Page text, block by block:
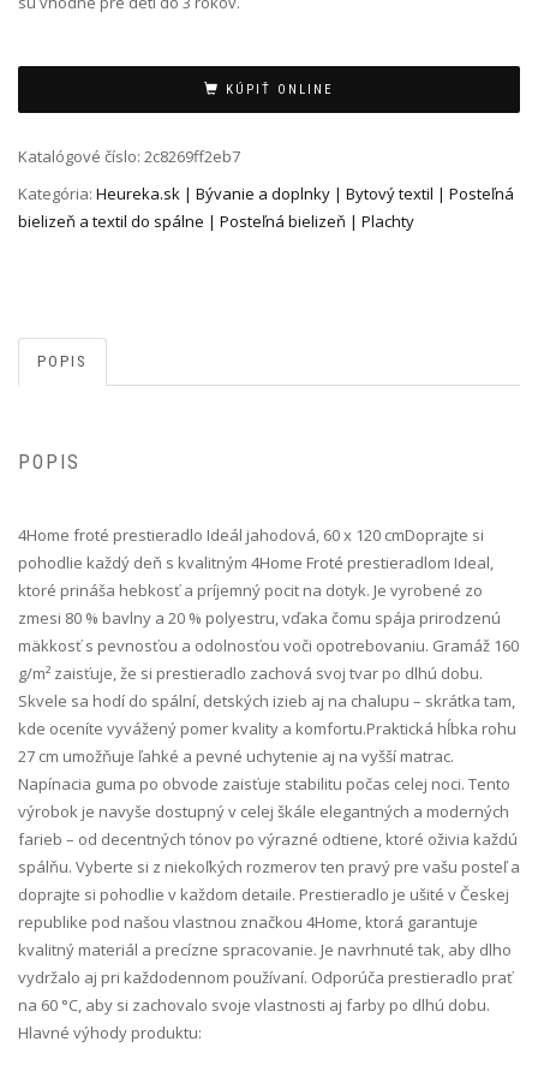
KÚPIŤ ONLINE
Katalógové číslo: 2c8269ff2eb7
Kategória: Heureka.sk | Bývanie a doplnky | Bytový textil | Posteľná
bielizeň a textil do spálne | Posteľná bielizeň | Plachty
POPIS
POPIS
4Home froté prestieradlo Ideál jahodová, 60 x 120 cm Doprajte si
pohodlie každý deň s kvalitným 4Home Froté prestieradlom Ideal,
ktoré prináša hebkosť a príjemný pocit na dotyk. Je vyrobené zo
zmesi 80 % bavlny a 20 % polyestru, vďaka čomu spája prirodzenú
mäkkosť s pevnosťou a odolnosťou voči opotrebovaniu. Gramáž 160
g/m² zaisťuje, že si prestieradlo zachová svoj tvar po dlhú dobu.
Skvele sa hodí do spální, detských izieb aj na chalupu – skrátka tam,
kde oceníte vyvážený pomer kvality a komfortu.Praktická hĺbka rohu
27 cm umožňuje ľahké a pevné uchytenie aj na vyšší matrac.
Napínacia guma po obvode zaisťuje stabilitu počas celej noci. Tento
výrobok je navyše dostupný v celej škále elegantných a moderných
farieb – od decentných tónov po výrazné odtiene, ktoré oživia každú
spálňu. Vyberte si z niekoľkých rozmerov ten pravý pre vašu posteľ a
doprajte si pohodlie v každom detaile. Prestieradlo je ušité v Českej
republike pod našou vlastnou značkou 4Home, ktorá garantuje
kvalitný materiál a precízne spracovanie. Je navrhnuté tak, aby dlho
vydržalo aj pri každodennom používaní. Odporúča prestieradlo prať
na 60 °C, aby si zachovalo svoje vlastnosti aj farby po dlhú dobu.
Hlavné výhody produktu: